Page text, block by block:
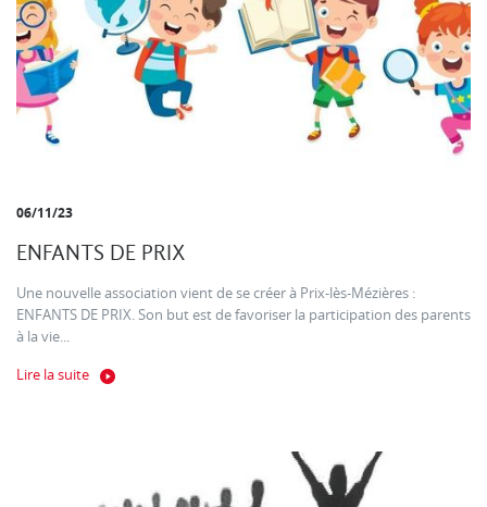
06/11/23
ENFANTS DE PRIX
Une nouvelle association vient de se créer à Prix-lès-Mézières :
ENFANTS DE PRIX. Son but est de favoriser la participation des parents
à la vie...
Lire la suite